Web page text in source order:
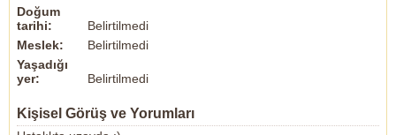
Doğum
tarihi:
Belirtilmedi
Meslek:
Belirtilmedi
Yaşadığı
yer:
Belirtilmedi
Kişisel Görüş ve Yorumları